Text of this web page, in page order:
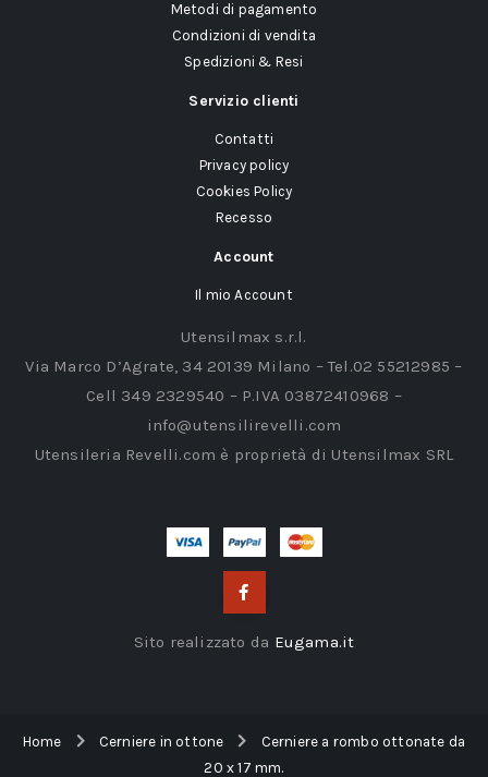
Metodi di pagamento
Condizioni di vendita
Spedizioni & Resi
Servizio clienti
Contatti
Privacy policy
Cookies Policy
Recesso
Account
Il mio Account
Utensilmax s.r.l.
Via Marco D’Agrate, 34 20139 Milano – Tel.02 55212985 –
Cell 349 2329540 – P.IVA 03872410968 –
info@utensilirevelli.com
Utensileria Revelli.com è proprietà di Utensilmax SRL
Sito realizzato da Eugama.it
Home Cerniere in ottone
Cerniere a rombo ottonate da
20 x 17 mm.